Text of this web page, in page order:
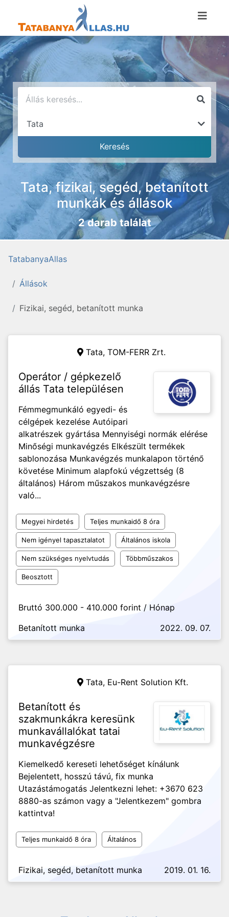
Tata, fizikai, segéd, betanított
munkák és állások
2 darab találat
TatabanyaAllas
Állások
Fizikai, segéd, betanított munka
Tata, TOM-FERR Zrt.
Operátor / gépkezelő
állás Tata településen
Fémmegmunkáló egyedi- és
célgépek kezelése Autóipari
alkatrészek gyártása Mennyiségi normák elérése
Minőségi munkavégzés Elkészült termékek
sablonozása Munkavégzés munkalapon történő
követése Minimum alapfokú végzettség (8
általános) Három műszakos munkavégzésre
való...
Megyei hirdetés Teljes munkaidő 8 óra
Nem igényel tapasztalatot Általános iskola
Nem szükséges nyelvtudás Többműszakos
Beosztott
Bruttó 300.000 - 410.000 forint / Hónap
Betanított munka
2022. 09. 07.
Tata, Eu-Rent Solution Kft.
Betanított és
szakmunkákra keresünk
munkavállalókat tatai
munkavégzésre
Kiemelkedő kereseti lehetőséget kínálunk
Bejelentett, hosszú távú, fix munka
Utazástámogatás Jelentkezni lehet: +3670 623
8880-as számon vagy a "Jelentkezem" gombra
kattintva!
Teljes munkaidő 8 óra Általános
Fizikai, segéd, betanított munka 2019. 01. 16.